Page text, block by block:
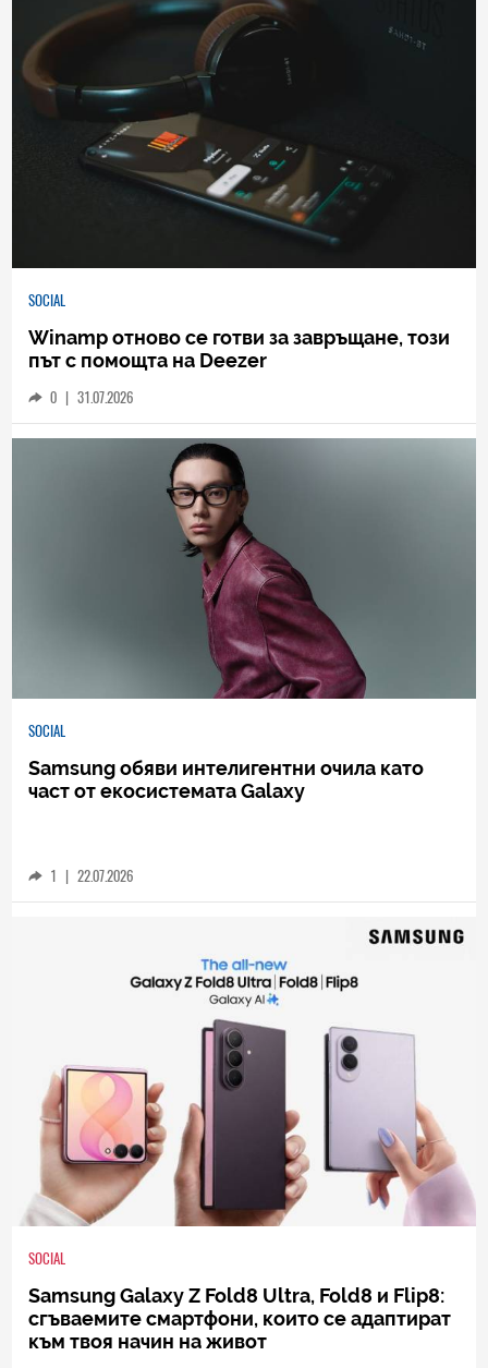
SOCIAL
Winamp отново се готви за завръщане, този
път с помощта на Deezer
0 | 31.07.2026
SOCIAL
Samsung обяви интелигентни очила като
част от екосистемата Galaxy
1 | 22.07.2026
SOCIAL
Samsung Galaxy Z Fold8 Ultra, Fold8 и Flip8:
сгъваемите смартфони, които се адаптират
към твоя начин на живот